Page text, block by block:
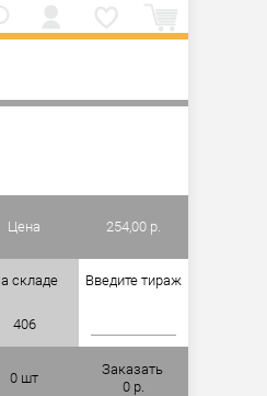
Цена 254,00 р.
складе Введите тираж
406
0 шт
Заказать
0 р.